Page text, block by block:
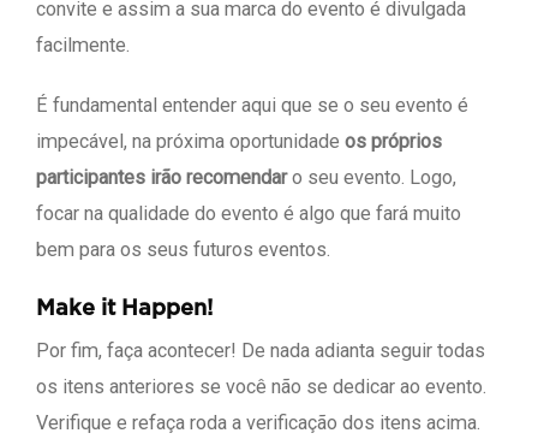
convite e assim a sua marca do evento é divulgada
facilmente.
É fundamental entender aqui que se o seu evento é
impecável, na próxima oportunidade os próprios
participantes irão recomendaro seu evento. Logo,
focar na qualidade do evento é algo que fará muito
bem para os seus futuros eventos.
Make it Happen!
Por fim, faça acontecer! De nada adianta seguir todas
os itens anteriores se você não se dedicar ao evento.
Verifique e refaça roda a verificação dos itens acima.